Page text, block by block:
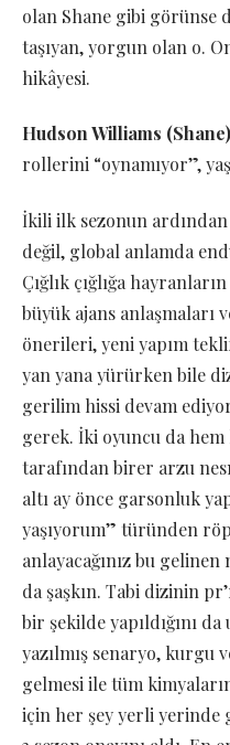
olan Shane gibi görünse
taşıyan, yorgun olan o.
hikâyesi.
Hudson Williams (Shane)
rollerini “oynamıyor”,
İkili ilk sezonun
değil, global anlamda
Çığlık çığlığa
büyük ajans
önerileri, yeni yapım
yan yana yürürken bile
gerilim hissi devam
gerek. İki oyuncu da
tarafından birer arzu
altı ay önce garsonluk
yaşıyorum” türünden
anlayacağınız bu
da şaşkın. Tabi dizinin
bir şekilde yapıldığını
yazılmış senaryo, kurgu
gelmesi ile tüm
için her şey yerli yerinde